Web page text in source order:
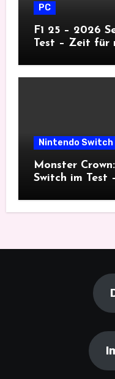
PC
F1 25 – 2026
Test – Zeit für
Nintendo Switch
Monster
Switch im Test